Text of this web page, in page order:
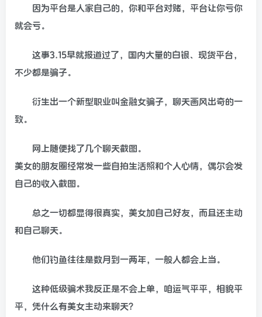
因为平台是人家自己的，你和平台对赌，平台让你亏你
就会亏。
这事3.15早就报道过了，国内大量的白银、现货平台，
不少都是骗子。
衍生出一个新型职业叫金融女骗子，聊天画风出奇的一
致。
网上随便找了几个聊天截图。
美女的朋友圈经常发一些自拍生活照和个人心情，偶尔会发
自己的收入截图。
总之一切都显得很真实，美女加自己好友，而且还主动
和自己聊天。
他们钓鱼往往是数月到一两年，一般人都会上当。
这种低级骗术我反正是不会上单，咱运气平平，相貌平
平，凭什么有美女主动来聊天？